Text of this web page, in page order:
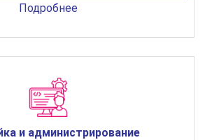
Подробнее
и администрирование